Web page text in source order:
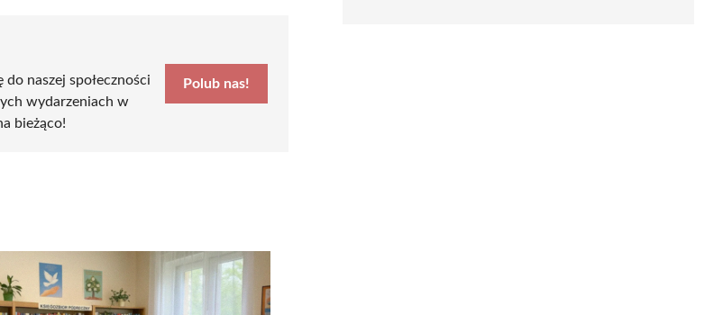
naszej społeczności
wydarzeniach w
bieżąco!
Polub nas!